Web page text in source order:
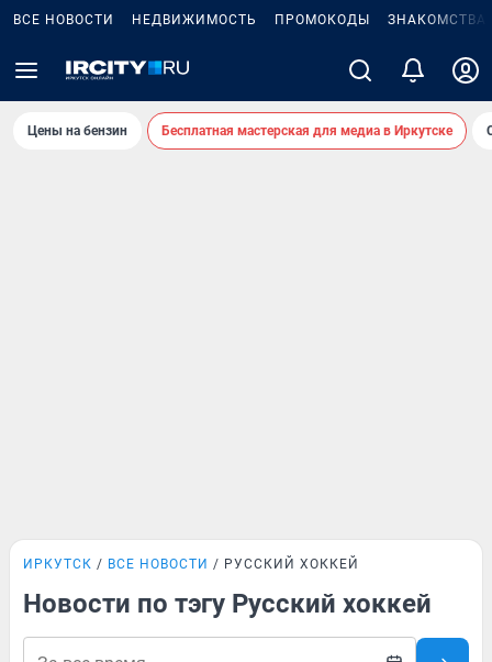
ВСЕ НОВОСТИ НЕДВИЖИМОСТЬ ПРОМОКОДЫ ЗНАКОМСТВА
Цены на бензин Бесплатная мастерская для медиа в Иркутске
ИРКУТСК ВСЕ НОВОСТИ РУССКИЙ ХОККЕЙ
Новости по тэгу Русский хоккей